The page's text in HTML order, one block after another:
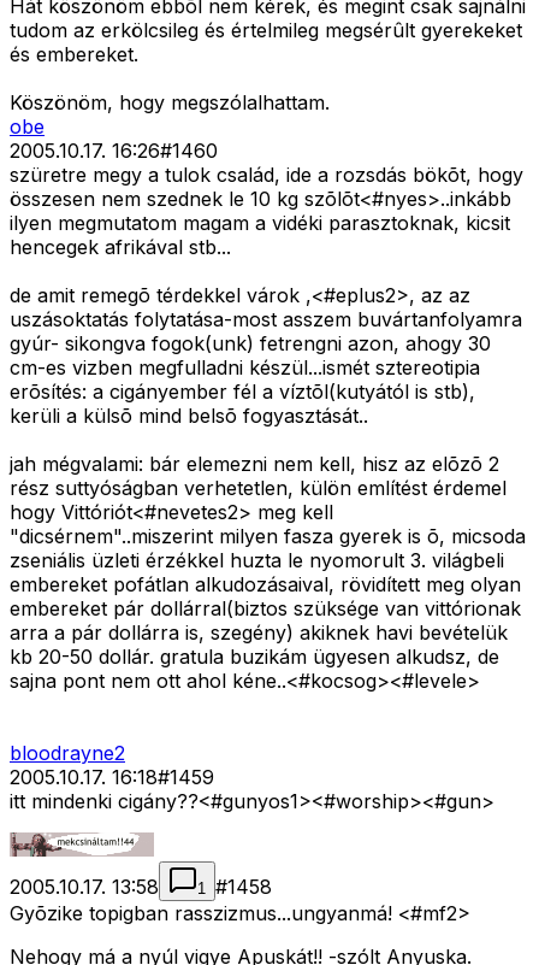
Hát köszönöm ebbõl nem kérek, és megint csak sajnálni
tudom az erkölcsileg és értelmileg megsérûlt gyerekeket
és embereket.
Köszönöm, hogy megszólalhattam.
obe
2005.10.17. 16:26#1460
szüretre megy a tulok család, ide a rozsdás bökõt, hogy
összesen nem szednek le 10 kg szõlõt<#nyes>..inkább
ilyen megmutatom magam a vidéki parasztoknak, kicsit
hencegek afrikával stb...
de amit remegõ térdekkel várok ,<#eplus2>, az az
uszásoktatás folytatása-most asszem buvártanfolyamra
gyúr- sikongva fogok(unk) fetrengni azon, ahogy 30
cm-es vizben megfulladni készül...ismét sztereotipia
erõsítés: a cigányember fél a víztõl(kutyától is stb),
kerüli a külsõ mind belsõ fogyasztását..
jah mégvalami: bár elemezni nem kell, hisz az elõzõ 2
rész suttyóságban verhetetlen, külön említést érdemel
hogy Vittóriót<#nevetes2> meg kell
"dicsérnem"..miszerint milyen fasza gyerek is õ, micsoda
zseniális üzleti érzékkel huzta le nyomorult 3. világbeli
embereket pofátlan alkudozásaival, rövidített meg olyan
embereket pár dollárral(biztos szüksége van vittórionak
arra a pár dollárra is, szegény) akiknek havi bevételük
kb 20-50 dollár. gratula buzikám ügyesen alkudsz, de
sajna pont nem ott ahol kéne..<#kocsog><#levele>
bloodrayne2
2005.10.17. 16:18#1459
itt mindenki cigány??<#gunyos1><#worship><#gun>
2005.10.17. 13:58 1 #1458
Gyõzike topigban rasszizmus...ungyanmá! <#mf2>
Nehogy má a nyúl vigye Apuskát!! -szólt Anyuska.